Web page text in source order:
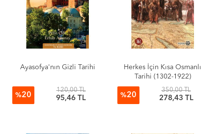
Ayasofya'nın Gizli Tarihi
%20
120,00 TL
95,46 TL
Herkes İçin Kısa Osmanlı
Tarihi (1302-1922)
%20
350,00 TL
278,43 TL